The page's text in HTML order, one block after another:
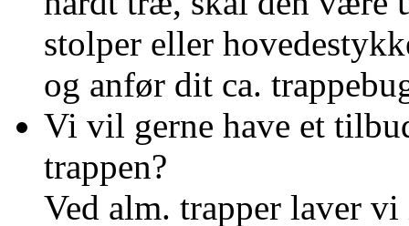
stolper eller
og anfør dit ca.
Vi vil gerne have et
trappen?
Ved alm. trapper laver